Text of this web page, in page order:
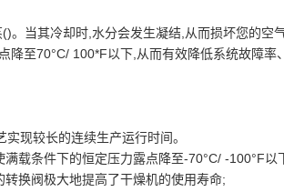
。当其冷却时,水分会发生凝结,从而损坏您的空
降至70°C/ 100*F以下,从而有效降低系统故障率
现较长的连续生产运行时间。
载条件下的恒定压力露点降至-70°C/ -100°F以
换阀极大地提高了干燥机的使用寿命;